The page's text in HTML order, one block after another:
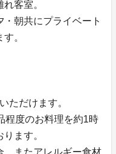
客室。
朝共にプライベート
。
ただけます。
程度のお料理を約1時
ます。
、またアレルギー食材